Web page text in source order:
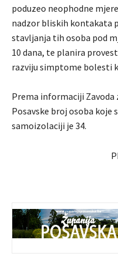
poduzeo neophodne
nadzor bliskih kontakata
stavljanja tih osoba pod
10 dana, te planira
razviju simptome bolesti
Prema informaciji Zavoda
Posavske broj osoba koje
samoizolaciji je 34.